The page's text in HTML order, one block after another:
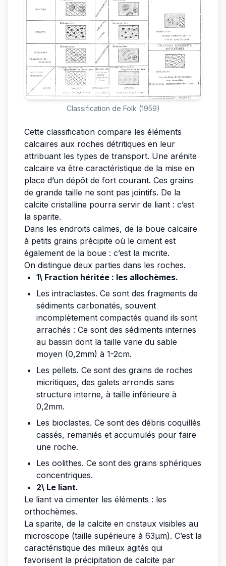
Classification de Folk (1959)
Cette classification compare les éléments
calcaires aux roches détritiques en leur
attribuant les types de transport. Une arénite
calcaire va être caractéristique de la mise en
place d’un dépôt de fort courant. Ces grains
de grande taille ne sont pas jointifs. De la
calcite cristalline pourra servir de liant : c’est
la sparite.
Dans les endroits calmes, de la boue calcaire
à petits grains précipite où le ciment est
également de la boue : c’est la micrite.
On distingue deux parties dans les roches.
1\ Fraction héritée : les allochèmes.
Les intraclastes. Ce sont des fragments de
sédiments carbonatés, souvent
incomplètement compactés quand ils sont
arrachés : Ce sont des sédiments internes
au bassin dont la taille varie du sable
moyen (0,2mm) à 1-2cm.
Les pellets. Ce sont des grains de roches
micritiques, des galets arrondis sans
structure interne, à taille inférieure à
0,2mm.
Les bioclastes. Ce sont des débris coquillés
cassés, remaniés et accumulés pour faire
une roche.
Les oolithes. Ce sont des grains sphériques
concentriques.
2\ Le liant.
Le liant va cimenter les éléments : les
orthochèmes.
La sparite, de la calcite en cristaux visibles au
microscope (taille supérieure à 63µm). C’est la
caractéristique des milieux agités qui
favorisent la précipitation de calcite par